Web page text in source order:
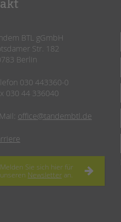
BTL gGmbH
Str. 182
Berlin
030 443360-0
030 44 336040
office@tandembtl.de
Melden Sie sich hier für
unseren Newsletter an.